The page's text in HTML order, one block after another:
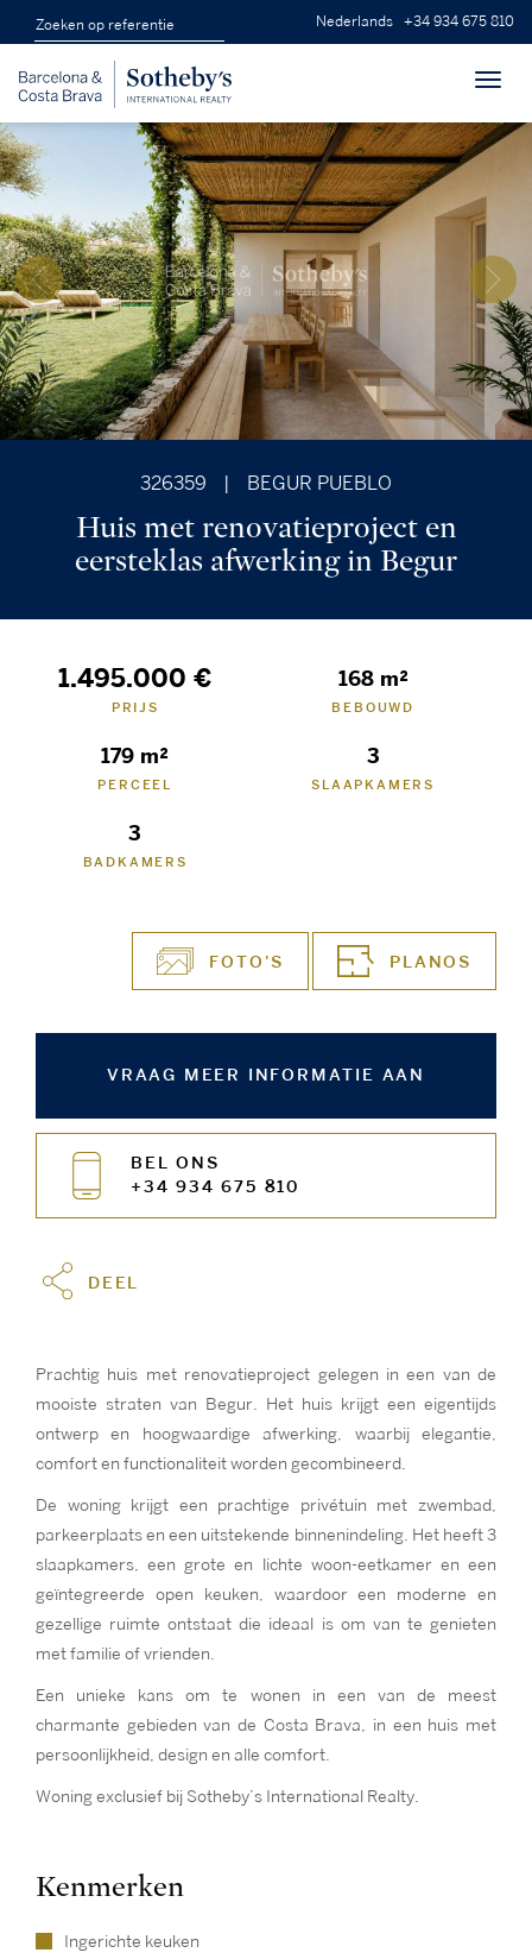
Nederlands +34 934 675 810
326359 BEGUR PUEBLO
Huis met renovatieproject en
eersteklas afwerking in Begur
1.495.000 €
PRIJS
168 m²
BEBOUWD
179 m²
PERCEEL
3
SLAAPKAMERS
3
BADKAMERS
FOTO'S PLANOS
VRAAG MEER INFORMATIE AAN
BEL ONS
+34 934 675 810
DEEL
Prachtig huis met renovatieproject gelegen in een van de
mooiste straten van Begur. Het huis krijgt een eigentijds
ontwerp en hoogwaardige afwerking, waarbij elegantie,
comfort en functionaliteit worden gecombineerd.
De woning krijgt een prachtige privétuin met zwembad,
parkeerplaats en een uitstekende binnenindeling. Het heeft 3
slaapkamers, een grote en lichte woon-eetkamer en een
geïntegreerde open keuken, waardoor een moderne en
gezellige ruimte ontstaat die ideaal is om van te genieten
met familie of vrienden.
Een unieke kans om te wonen in een van de meest
charmante gebieden van de Costa Brava, in een huis met
persoonlijkheid, design en alle comfort.
Woning exclusief bij Sotheby’s International Realty.
Kenmerken
Ingerichte keuken